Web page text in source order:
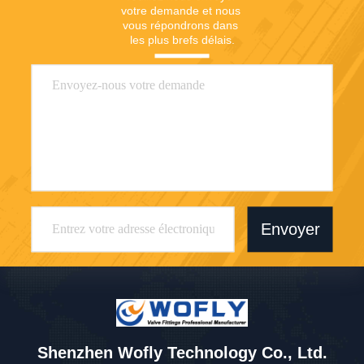
votre demande et nous
vous répondrons dans
les plus brefs délais.
Envoyer
Shenzhen Wofly Technology Co., Ltd.